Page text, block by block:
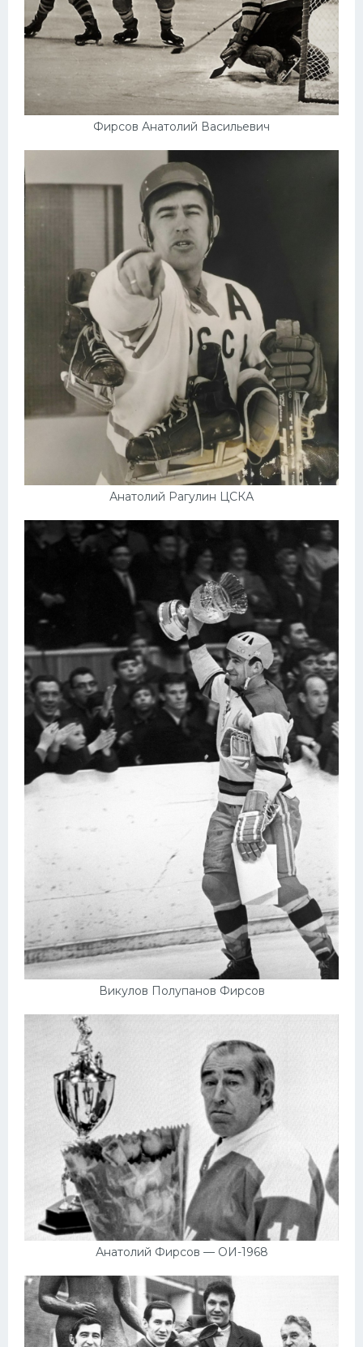
Фирсов Анатолий Васильевич
Анатолий Рагулин ЦСКА
Викулов Полупанов Фирсов
Анатолий Фирсов — ОИ-1968